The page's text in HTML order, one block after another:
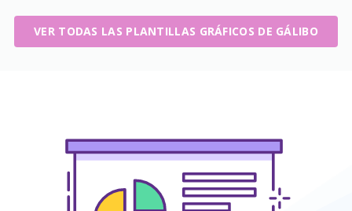
VER TODAS LAS PLANTILLAS GRÁFICOS DE GÁLIBO